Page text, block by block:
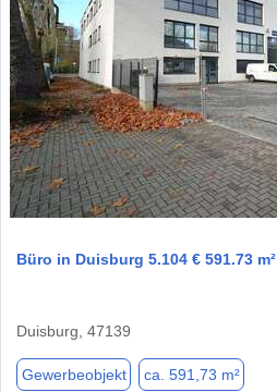
Büro in Duisburg 5.104 € 591.73 m²
Duisburg, 47139
Gewerbeobjekt ca. 591,73 m²